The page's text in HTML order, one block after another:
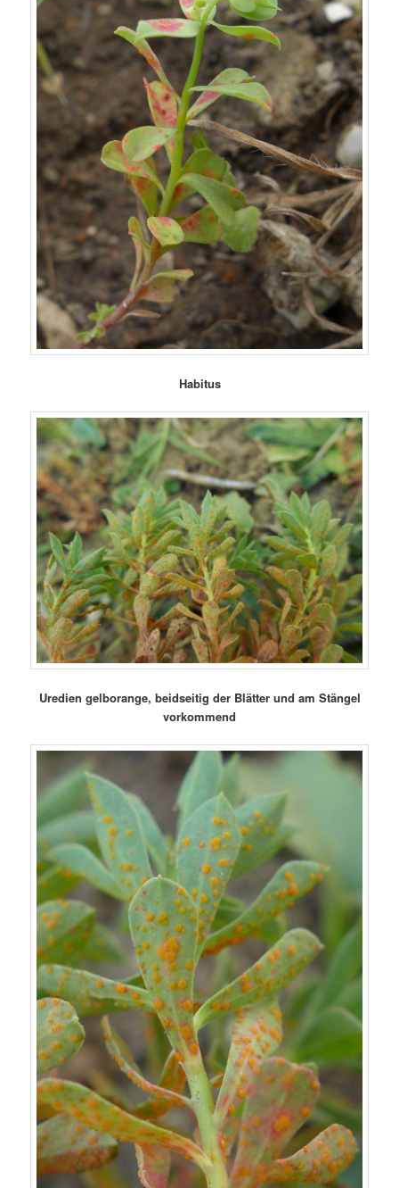
Habitus
Uredien gelborange, beidseitig der Blätter und am Stängel
vorkommend